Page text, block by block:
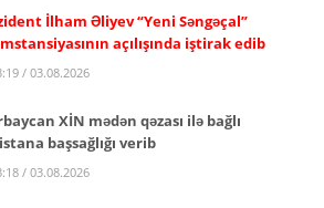
İlham Əliyev “Yeni Səngəçal”
açılışında iştirak edib
/ 03.08.2026
XİN mədən qəzası ilə bağlı
başsağlığı verib
/ 03.08.2026